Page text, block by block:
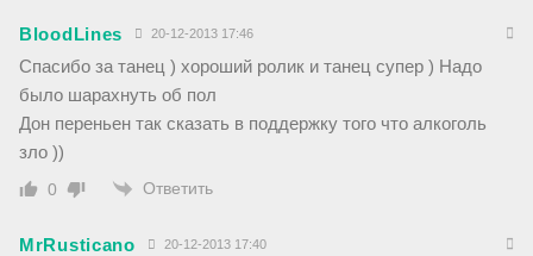
BloodLines 20-12-2013 17:46
Спасибо за танец ) хороший ролик и танец супер ) Надо
было шарахнуть об пол
Дон переньен так сказать в поддержку того что алкоголь
зло ))
0 Ответить
MrRusticano 20-12-2013 17:40